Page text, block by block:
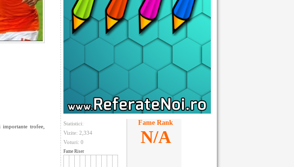
Statistici:
Vizite: 2,334
Voturi: 0
Fame Riser
Fame Rank
N/A
trofee,